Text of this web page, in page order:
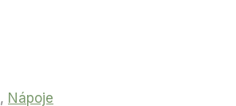
, Nápoje